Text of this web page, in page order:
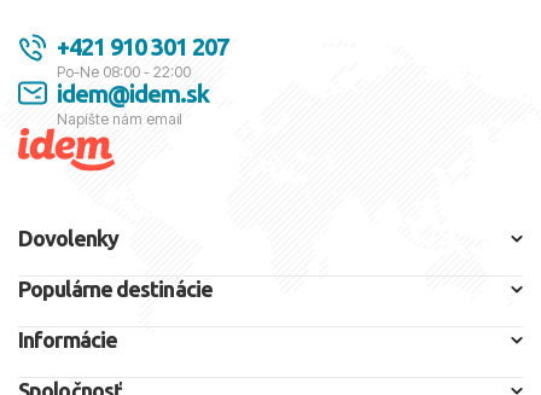
+421 910 301 207
Po-Ne 08:00 - 22:00
idem@idem.sk
Napíšte nám email
Dovolenky
Populárne destinácie
Informácie